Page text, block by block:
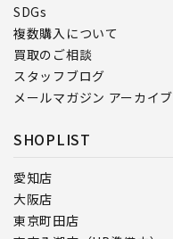
SDGs
複数購入について
買取のご相談
スタッフブログ
メールマガジン アーカイブ
SHOPLIST
愛知店
大阪店
東京町田店